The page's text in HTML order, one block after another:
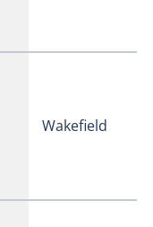
Wakefield